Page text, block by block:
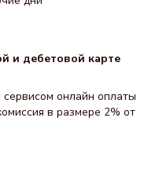
и дебетовой карте
онлайн оплаты
в размере 2% от